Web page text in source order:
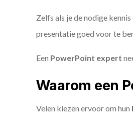
Zelfs als je de nodige
presentatie goed voor te
Een PowerPoint expert
Waarom een
Velen kiezen ervoor om hun